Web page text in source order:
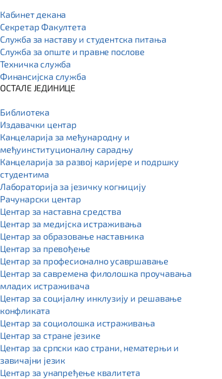
Кабинет декана
Секретар Факултета
Служба за наставу и студентска питања
Служба за опште и правне послове
Техничка служба
Финансијска служба
ОСТАЛЕ ЈЕДИНИЦЕ
Библиотека
Издавачки центар
Канцеларија за међународну и
међуинституционалну сарадњу
Канцеларија за развој каријере и подршку
студентима
Лабораторија за језичку когницију
Рачунарски центар
Центар за наставна средства
Центар за медијска истраживања
Центар за образовање наставника
Центар за превођење
Центар за професионално усавршавање
Центар за савремена филолошка проучавања
младих истраживача
Центар за социјалну инклузију и решавање
конфликата
Центар за социолошка истраживања
Центар за стране језике
Центар за српски као страни, нематерњи и
завичајни језик
Центар за унапређење квалитета